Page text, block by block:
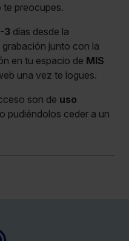
te preocupes.
3 días desde la
junto con la
en tu espacio de MIS
una vez te logues.
son de uso
pudiéndolos ceder a un